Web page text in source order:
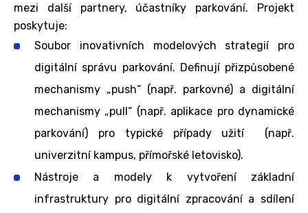
mezi další partnery, účastníky parkování. Projekt
poskytuje:
Soubor inovativních modelových strategií pro
digitální správu parkování. Definují přizpůsobené
mechanismy „push“ (např. parkovné) a digitální
mechanismy „pull“ (např. aplikace pro dynamické
parkování) pro typické případy užití (např.
univerzitní kampus, přímořské letovisko).
Nástroje a modely k vytvoření základní
infrastruktury pro digitální zpracování a sdílení